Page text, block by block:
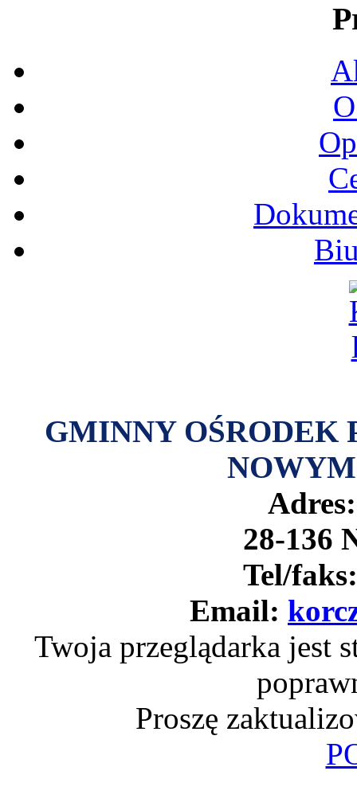
GMINNY OŚRODEK
28-136
Tel/
Email:
Twoja przeglądarka jest
Proszę